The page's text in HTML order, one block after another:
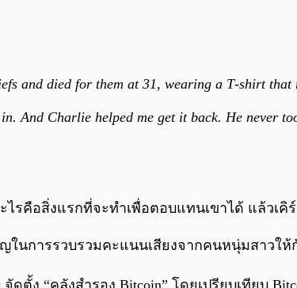
and died for them at 31, wearing a T‑shirt that
And Charlie helped me get it back. He never
รคือสิ่งแรกที่จะทำเพื่อตอบแทนเขาได้ แล้วเคิ
ในการรวบรวมคะแนนเสียงจากคนหนุ่มสาวใ